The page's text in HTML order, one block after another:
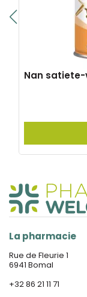
Nan satiete-
La pharmacie
Rue de Fleurie 1
6941 Bomal
+32 86 21 11 71